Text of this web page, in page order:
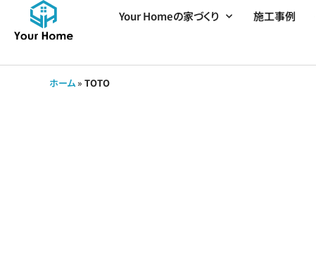
Your Homeの家づくり 施工事例
ホーム» TOTO